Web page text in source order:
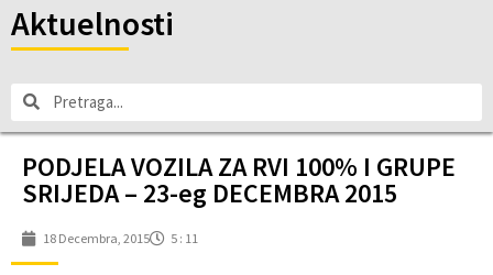
Aktuelnosti
PODJELA VOZILA ZA RVI 100% I GRUPE
SRIJEDA – 23-eg DECEMBRA 2015
18 Decembra, 2015 5 : 11